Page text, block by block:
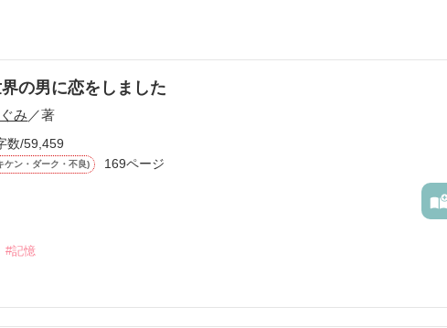
の男に恋をしました
み／著
数/59,459
ケン・ダーク・不良) 169ページ
#記憶